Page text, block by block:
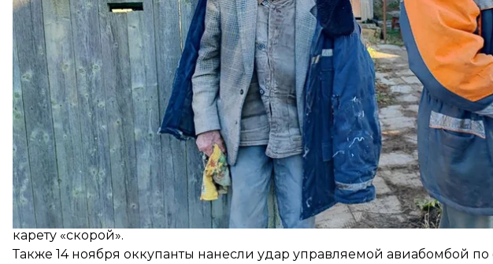
В одном из полуразрушенных домов оставалась прикованная к
немедленной эвакуации. Спасатели совместно с медиками
карету «скорой».
Также 14 ноября оккупанты нанесли удар управляемой авиабомбой